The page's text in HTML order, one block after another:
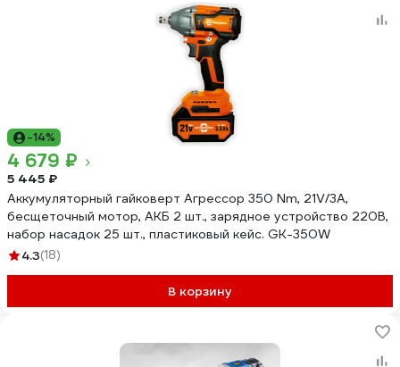
-14%
4 679 ₽
5 445 ₽
Аккумуляторный гайковерт Агрессор 350 Nm, 21V/3А,
бесщеточный мотор, АКБ 2 шт., зарядное устройство 220В,
набор насадок 25 шт., пластиковый кейс. GK-350W
4.3(18)
В корзину